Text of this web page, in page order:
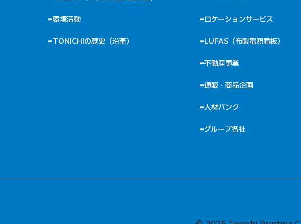
環境活動
TONICHIの歴史（沿革）
ロケーションサービス
LUFAS（布製電照看板）
不動産事業
通販・商品企画
人材バンク
グループ各社